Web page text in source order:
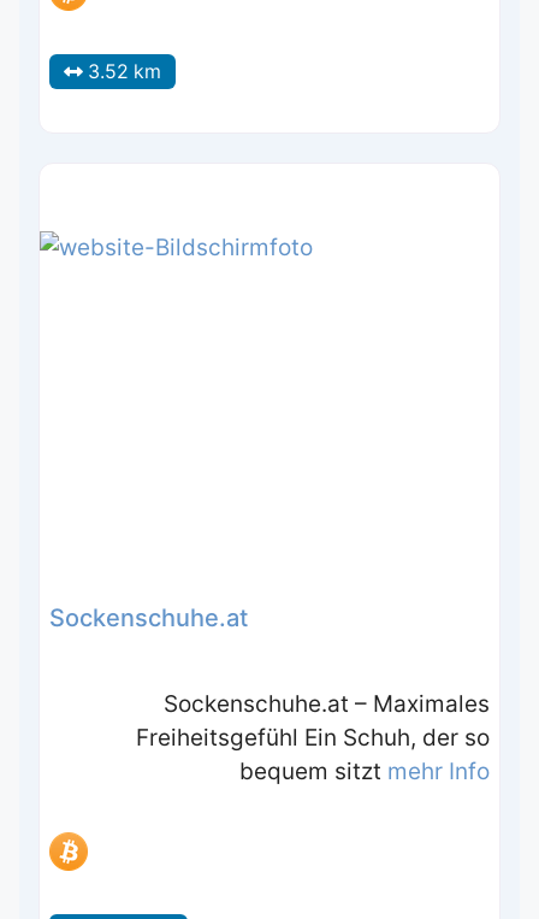
3.52 km
Sockenschuhe.at
Sockenschuhe.at – Maximales
Freiheitsgefühl Ein Schuh, der so
bequem sitzt mehr Info